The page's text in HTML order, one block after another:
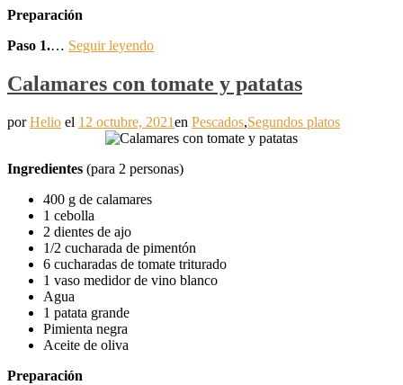
Preparación
Paso 1.… Seguir leyendo
Calamares con tomate y patatas
porHelio el 12 octubre, 2021en Pescados,Segundos platos
Ingredientes (para 2 personas)
400 g de calamares
1 cebolla
2 dientes de ajo
1/2 cucharada de pimentón
6 cucharadas de tomate triturado
1 vaso medidor de vino blanco
Agua
1 patata grande
Pimienta negra
Aceite de oliva
Preparación